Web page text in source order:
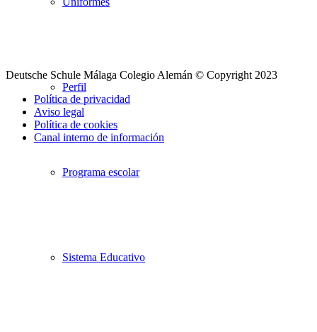
Perfil
Programa escolar
Sistema Educativo
Youtube
LinkedIn
Deutsche Schule Málaga Colegio Alemán © Copyright 2023
Política de privacidad
Aviso legal
Política de cookies
Canal interno de información